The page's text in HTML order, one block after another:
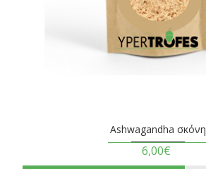
Ashwagandha σκόνη
6,00€